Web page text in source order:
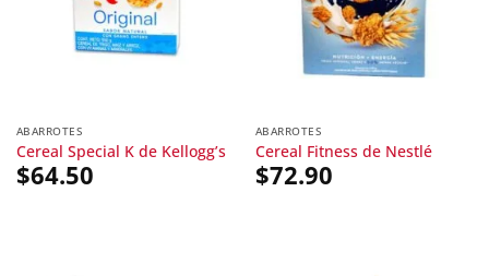
ABARROTES
Cereal Special K de Kellogg’s
$64.50
ABARROTES
Cereal Fitness de Nestlé
$72.90